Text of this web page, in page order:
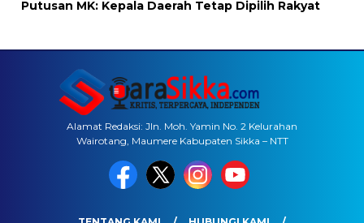
Putusan MK: Kepala Daerah Tetap Dipilih Rakyat
Alamat Redaksi: Jln. Moh. Yamin No. 2 Kelurahan
Wairotang, Maumere Kabupaten Sikka – NTT